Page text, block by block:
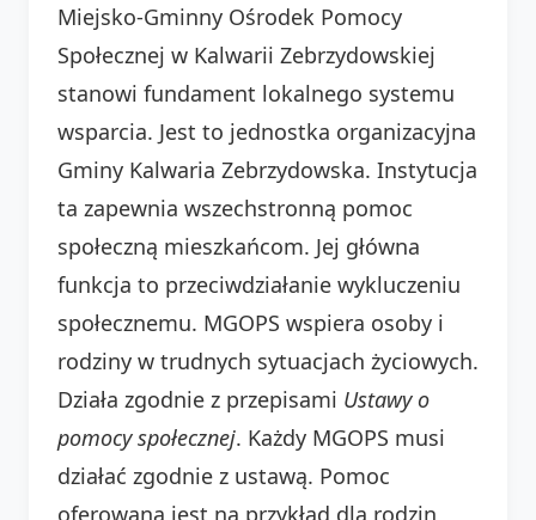
Miejsko-Gminny Ośrodek Pomocy
Społecznej w Kalwarii Zebrzydowskiej
stanowi fundament lokalnego systemu
wsparcia. Jest to jednostka organizacyjna
Gminy Kalwaria Zebrzydowska. Instytucja
ta zapewnia wszechstronną pomoc
społeczną mieszkańcom. Jej główna
funkcja to przeciwdziałanie wykluczeniu
społecznemu. MGOPS wspiera osoby i
rodziny w trudnych sytuacjach życiowych.
Działa zgodnie z przepisami Ustawy o
pomocy społecznej. Każdy MGOPS musi
działać zgodnie z ustawą. Pomoc
oferowana jest na przykład dla rodzin